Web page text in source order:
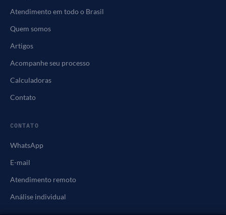
Atendimento em todo o Brasil
Quem somos
Artigos
Acompanhe seu processo
Calculadoras
Contato
CONTATO
WhatsApp
E-mail
Atendimento remoto
Análise individual